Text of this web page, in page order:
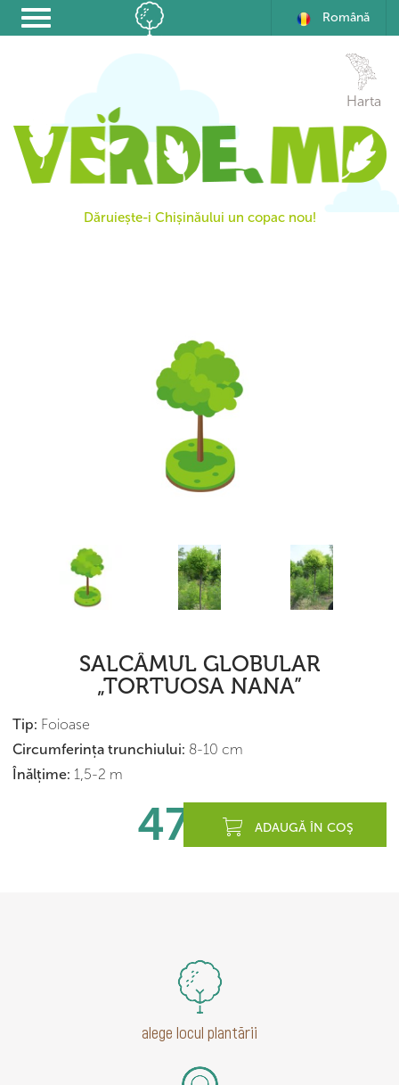
Română
Dăruiește-i Chișinăului un copac nou!
Harta
SALCÂMUL GLOBULAR
„TORTUOSA NANA”
Tip: Foioase
Сircumferința trunchiului: 8-10 cm
Înălțime: 1,5-2 m
470leiADAUGĂ ÎN COŞ
alege locul plantării